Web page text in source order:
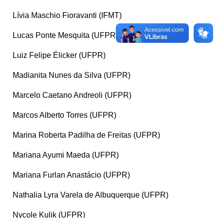
Lívia Maschio Fioravanti (IFMT)
Lucas Ponte Mesquita (UFPR)
Luiz Felipe Élicker (UFPR)
Madianita Nunes da Silva (UFPR)
Marcelo Caetano Andreoli (UFPR)
Marcos Alberto Torres (UFPR)
Marina Roberta Padilha de Freitas (UFPR)
Mariana Ayumi Maeda (UFPR)
Mariana Furlan Anastácio (UFPR)
Nathalia Lyra Varela de Albuquerque (UFPR)
Nycole Kulik (UFPR)